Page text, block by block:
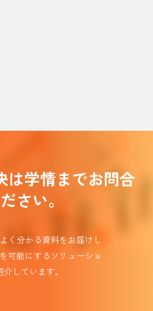
は学情までお問合
さい。
く分かる資料をお届けし
可能にするソリューショ
介しています。​